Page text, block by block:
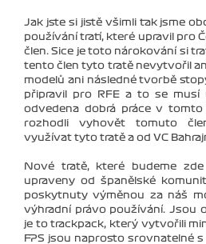
Jak jste si jistě všimli tak jsme
používání tratí, které upravil pro
člen. Sice je toto nárokování si
tento člen tyto tratě nevytvořil
modelů ani následné tvorbě
připravil pro RFE a to se musí
odvedena dobrá práce v
rozhodli vyhovět tomuto
využívat tyto tratě a od VC
Nové tratě, které budeme
upraveny od španělské
poskytnuty výměnou za náš
výhradní právo používání. Jsou
je to trackpack, který vytvořili
FPS jsou naprosto srovnatelné